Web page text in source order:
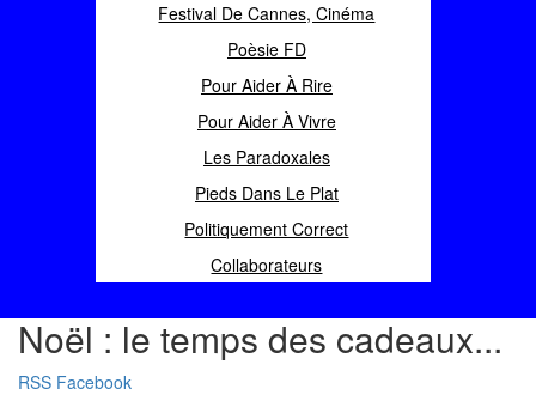
Festival De Cannes, Cinéma
Poèsie FD
Pour Aider À Rire
Pour Aider À Vivre
Les Paradoxales
Pieds Dans Le Plat
Politiquement Correct
Collaborateurs
Noël : le temps des cadeaux...
RSS Facebook